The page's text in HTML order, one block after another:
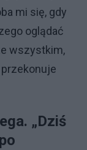
mi się, gdy
oglądać
wszystkim,
przekonuje
„Dziś